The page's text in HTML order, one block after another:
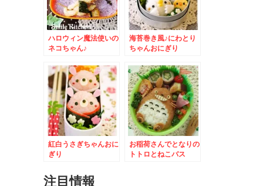
ハロウィン魔法使いの
ネコちゃん♪
海苔巻き風♪にわとり
ちゃんおにぎり
紅白うさぎちゃんおに
ぎり
お稲荷さんでとなりの
トトロとねこバス
注目情報